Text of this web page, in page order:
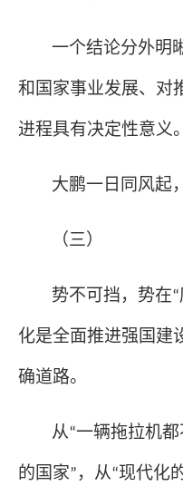
一个结论分外明
和国家事业发展、对
进程具有决定性意义。
大鹏一日同风起
（三）
势不可挡，势在“
化是全面推进强国建
确道路。
从“一辆拖拉机都
的国家” ，从“现代化